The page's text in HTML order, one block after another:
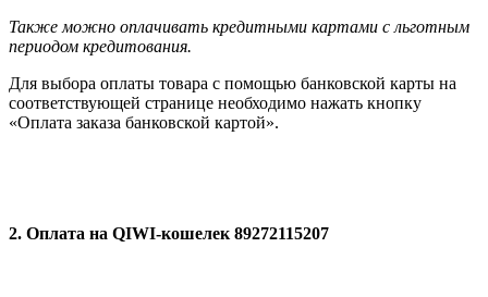
Также можно оплачивать кредитными картами с льготным
периодом кредитования.
Для выбора оплаты товара с помощью банковской карты на
соответствующей странице необходимо нажать кнопку
«Оплата заказа банковской картой».
2. Оплата на QIWI-кошелек 89272115207